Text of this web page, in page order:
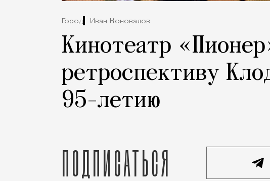
Город Иван Коновалов
Кинотеатр
ретроспективу
95-летию
Подписаться